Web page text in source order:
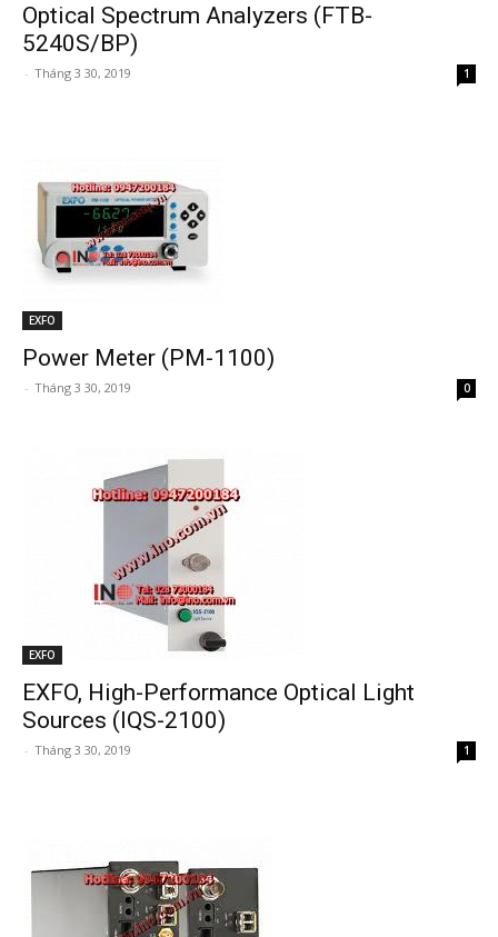
Optical Spectrum Analyzers (FTB-
5240S/BP)
- Tháng 3 30, 2019 1
EXFO
Power Meter (PM-1100)
- Tháng 3 30, 2019 0
EXFO
EXFO, High-Performance Optical Light
Sources (IQS-2100)
- Tháng 3 30, 2019 1